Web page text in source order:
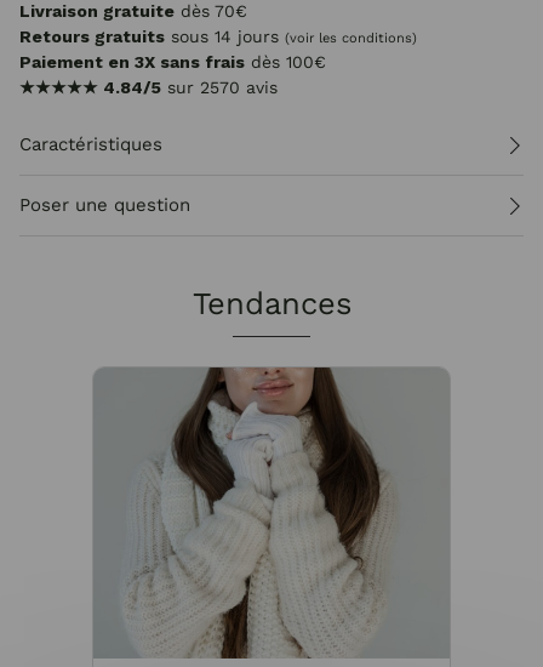
Livraison gratuite dès 70€
Retours gratuits sous 14 jours (voir les conditions)
Paiement en 3X sans frais dès 100€
★★★★★ 4.84/5 sur 2570 avis
Caractéristiques
Poser une question
Tendances